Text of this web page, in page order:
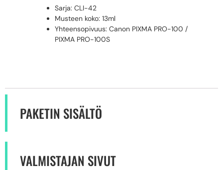
Sarja: CLI-42
Musteen koko: 13ml
Yhteensopivuus: Canon PIXMA PRO-100 /
PIXMA PRO-100S
PAKETIN SISÄLTÖ
VALMISTAJAN SIVUT